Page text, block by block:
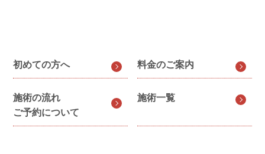
初めての方へ 料金のご案内
施術の流れ
ご予約について
施術一覧